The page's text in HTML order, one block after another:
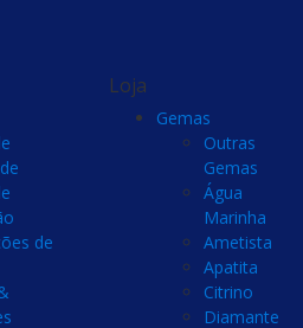
de
Loja
Gemas
Outras
Gemas
Água
Marinha
Ametista
Apatita
Citrino
Diamante